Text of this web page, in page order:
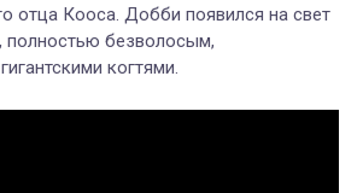
отца Кооса. Добби появился на свет
полностью безволосым,
когтями.